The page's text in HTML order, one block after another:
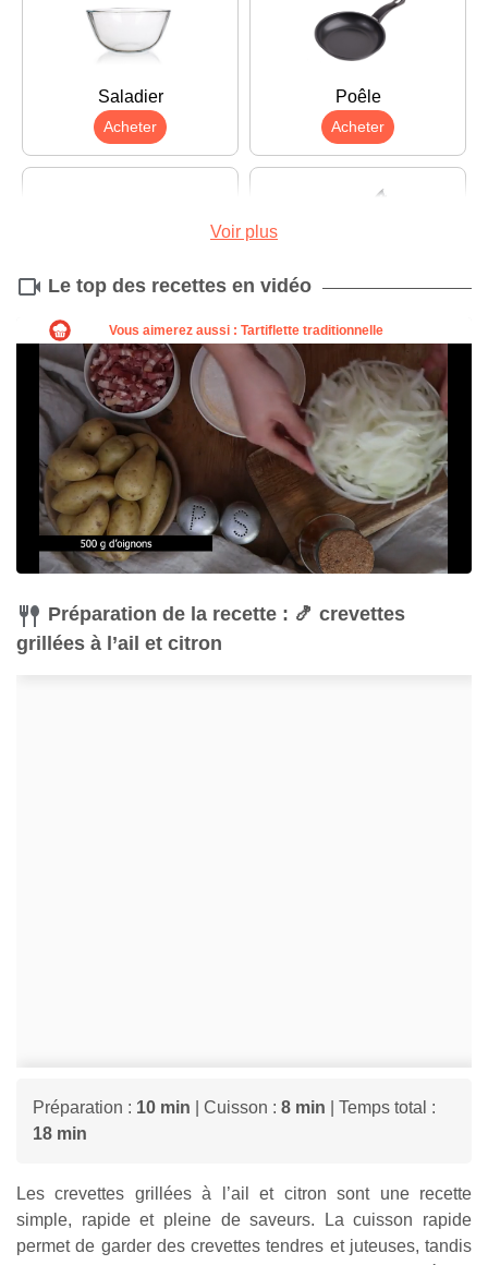
Saladier
Acheter
Poêle
Acheter
Planche à découper
Acheter Acheter
Voir plus
Le top des recettes en vidéo
Préparation de la recette : 🍤 crevettes
grillées à l’ail et citron
Préparation : 10 min | Cuisson : 8 min | Temps total :
18 min
Les crevettes grillées à l’ail et citron sont une recette
simple, rapide et pleine de saveurs. La cuisson rapide
permet de garder des crevettes tendres et juteuses, tandis